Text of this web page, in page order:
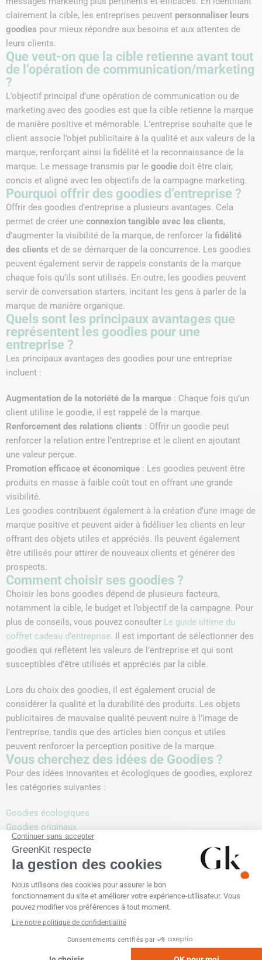
clairement la cible, les entreprises peuvent personnaliser leurs
goodies pour mieux répondre aux besoins et aux attentes de
leurs clients.
Que veut-on que la cible retienne avant tout
de l’opération de communication/marketing
?
L’objectif principal d’une opération de communication ou de
marketing avec des goodies est que la cible retienne la marque
de manière positive et mémorable. L’entreprise souhaite que le
client associe l’objet publicitaire à la qualité et aux valeurs de la
marque, renforçant ainsi la fidélité et la reconnaissance de la
marque. Le message transmis par le goodie doit être clair,
concis et aligné avec les objectifs de la campagne marketing.
Pourquoi offrir des goodies d’entreprise ?
Offrir des goodies d’entreprise a plusieurs avantages. Cela
permet de créer une connexion tangible avec les clients,
d’augmenter la visibilité de la marque, de renforcer la fidélité
des clients et de se démarquer de la concurrence. Les goodies
peuvent également servir de rappels constants de la marque
chaque fois qu’ils sont utilisés. En outre, les goodies peuvent
servir de conversation starters, incitant les gens à parler de la
marque de manière organique.
Quels sont les principaux avantages que
représentent les goodies pour une
entreprise ?
Les principaux avantages des goodies pour une entreprise
incluent :
Augmentation de la notoriété de la marque : Chaque fois qu’un
client utilise le goodie, il est rappelé de la marque.
Renforcement des relations clients : Offrir un goodie peut
renforcer la relation entre l’entreprise et le client en ajoutant
une valeur perçue.
Promotion efficace et économique : Les goodies peuvent être
produits en masse à faible coût tout en offrant une grande
visibilité.
Les goodies contribuent également à la création d’une image de
marque positive et peuvent aider à fidéliser les clients en leur
offrant des objets utiles et appréciés. Ils peuvent également
être utilisés pour attirer de nouveaux clients et générer des
prospects.
Comment choisir ses goodies ?
Choisir les bons goodies dépend de plusieurs facteurs,
notamment la cible, le budget et l’objectif de la campagne. Pour
plus de conseils, vous pouvez consulter Le guide ultime du
coffret cadeau d’entreprise. Il est important de sélectionner des
goodies qui reflètent les valeurs de l’entreprise et qui sont
susceptibles d’être utilisés et appréciés par la cible.
Lors du choix des goodies, il est également crucial de
considérer la qualité et la durabilité des produits. Les objets
publicitaires de mauvaise qualité peuvent nuire à l’image de
l’entreprise, tandis que des articles bien conçus et utiles
peuvent renforcer la perception positive de la marque.
Vous cherchez des idées de Goodies ?
Pour des idées innovantes et écologiques de goodies, explorez
les catégories suivantes :
Goodies écologiques
Goodies originaux
Les goodies écologiques sont particulièrement populaires car
ils démontrent l’engagement de l’entreprise envers la durabilité
et la protection de l’environnement. Les goodies originaux,
quant à eux, peuvent surprendre et ravir les clients, les incitant à
parler de la marque et à partager leur expérience avec d’autres.
Quand distribuer des goodies ?
Ladistribution des goodiesdépendra de la cible et du contexte.
Ils peuvent être offerts lors desalons professionnels